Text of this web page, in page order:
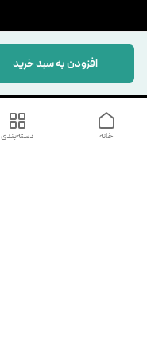
افزودن به سبد خرید
دسته‌بندی خانه